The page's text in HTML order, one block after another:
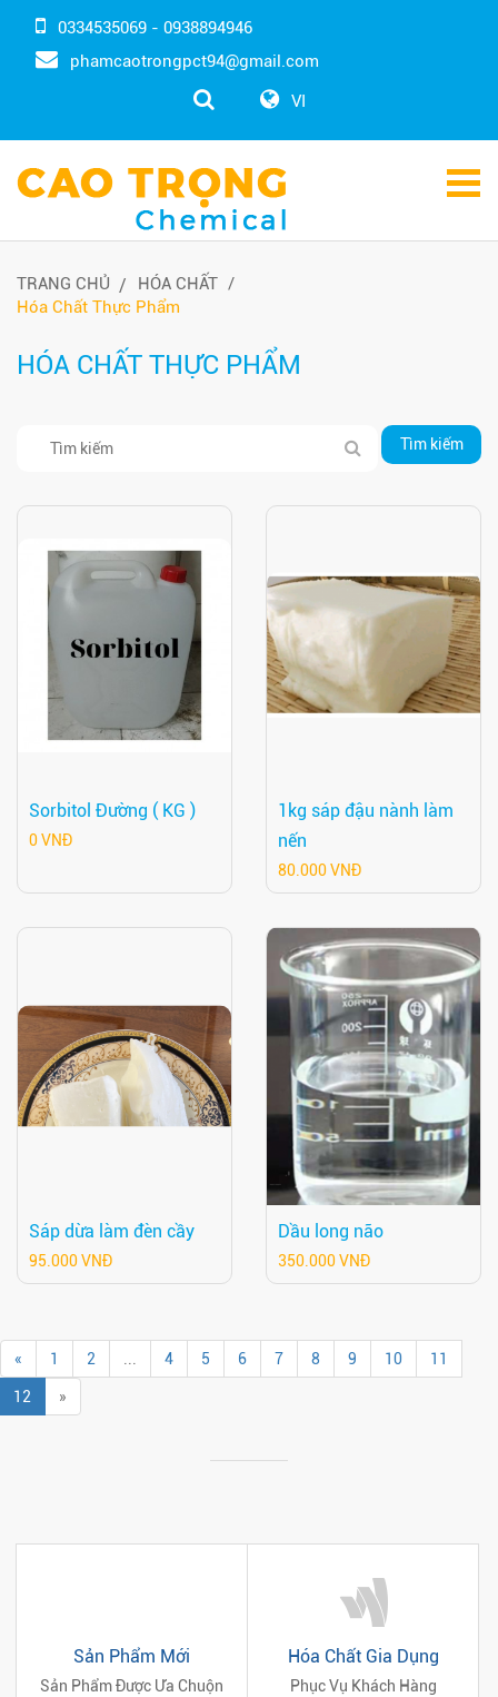
0334535069 - 0938894946
phamcaotrongpct94@gmail.com
VI
TRANG CHỦ
HÓA CHẤT
Hóa Chất Thực Phẩm
HÓA CHẤT THỰC PHẨM
Tìm kiếm
Sorbitol Đường ( KG )
0 VNĐ
1kg sáp đậu nành làm
nến
80.000 VNĐ
Sáp dừa làm đèn cầy
95.000 VNĐ
Dầu long não
350.000 VNĐ
« 1 2 4 5 6 7 8 9 10 11
12 »
Sản Phẩm Mới
Sản Phẩm Được Ưa Chuộn
Hóa Chất Gia Dụng
Phục Vụ Khách Hàng